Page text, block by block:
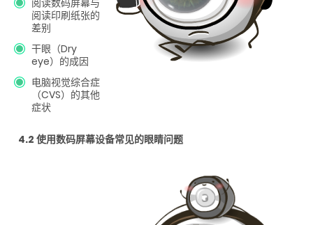
阅读印刷纸张的
差别
干眼（Dry
eye）的成因
电脑视觉综合症
（CVS）的其他
症状
4.2 使用数码屏幕设备常见的眼睛问题